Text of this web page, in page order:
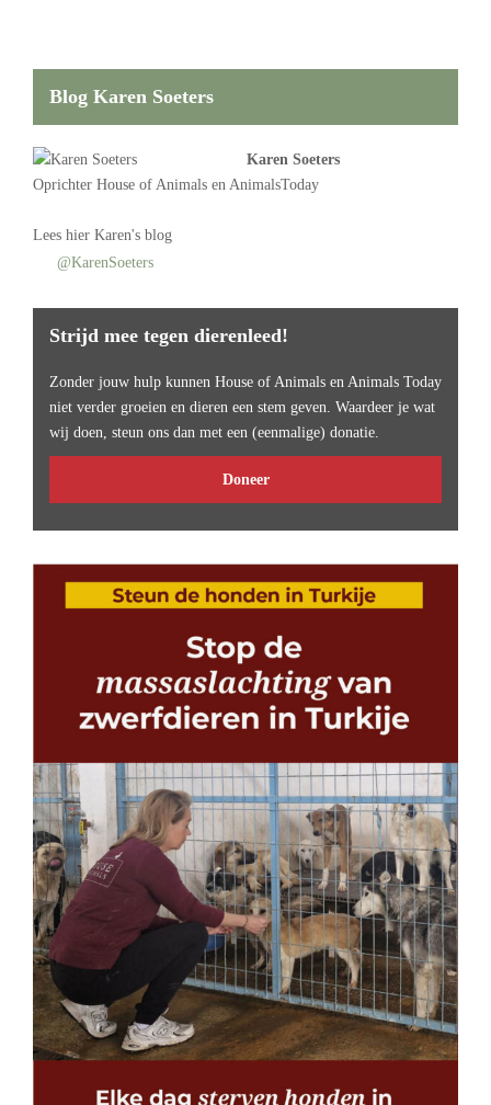
Blog Karen Soeters
Karen Soeters
Oprichter House of Animals en AnimalsToday
Lees hier Karen's blog
@KarenSoeters
Strijd mee tegen dierenleed!
Zonder jouw hulp kunnen House of Animals en Animals Today
niet verder groeien en dieren een stem geven. Waardeer je wat
wij doen, steun ons dan met een (eenmalige) donatie.
Doneer